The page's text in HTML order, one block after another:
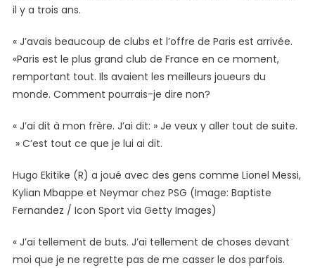
il y a trois ans.
« J’avais beaucoup de clubs et l’offre de Paris est arrivée.
«Paris est le plus grand club de France en ce moment,
remportant tout. Ils avaient les meilleurs joueurs du
monde. Comment pourrais-je dire non?
« J’ai dit à mon frère. J’ai dit: » Je veux y aller tout de suite.
» C’est tout ce que je lui ai dit.
Hugo Ekitike (R) a joué avec des gens comme Lionel Messi,
Kylian Mbappe et Neymar chez PSG (Image: Baptiste
Fernandez / Icon Sport via Getty Images)
« J’ai tellement de buts. J’ai tellement de choses devant
moi que je ne regrette pas de me casser le dos parfois.